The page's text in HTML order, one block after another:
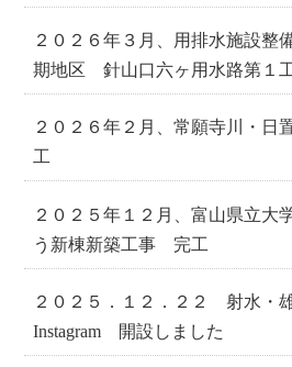
２０２６年３月、用排水施設
期地区 針山口六ヶ用水路第１
２０２６年２月、常願寺川・
工
２０２５年１２月、富山県立大
う新棟新築工事 完工
２０２５．１２．２２ 射水・
Instagram 開設しました